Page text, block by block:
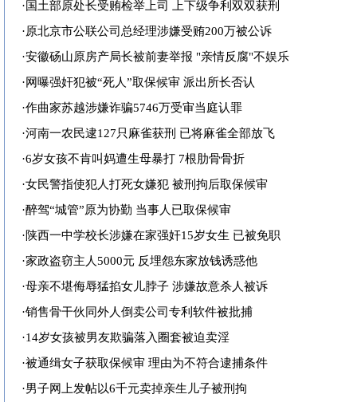
· 国土部原处长受贿检举上司 上下级争利双双获刑
·原北京市公联公司总经理涉嫌受贿200万被公诉
·安徽砀山原房产局长被前妻举报 "亲情反腐"不娱乐
·网曝强奸犯被“死人”取保候审 派出所长否认
·作曲家苏越涉嫌诈骗5746万受审当庭认罪
·河南一农民逮127只麻雀获刑 已将麻雀全部放飞
·6岁女孩不肯叫妈遭生母暴打 7根肋骨骨折
·女民警指使犯人打死女嫌犯 被刑拘后取保候审
·醉驾“城管”原为协勤 当事人已取保候审
·陕西一中学校长涉嫌在家强奸15岁女生 已被免职
·家政盗窃主人5000元 反埋怨东家放钱诱惑他
·母亲不堪侮辱猛掐女儿脖子 涉嫌故意杀人被诉
·销售骨干伙同外人倒卖公司专利软件被批捕
·14岁女孩被男友欺骗落入圈套被迫卖淫
·被通缉女子获取保候审 理由为不符合逮捕条件
·男子网上发帖以6千元卖掉亲生儿子被刑拘